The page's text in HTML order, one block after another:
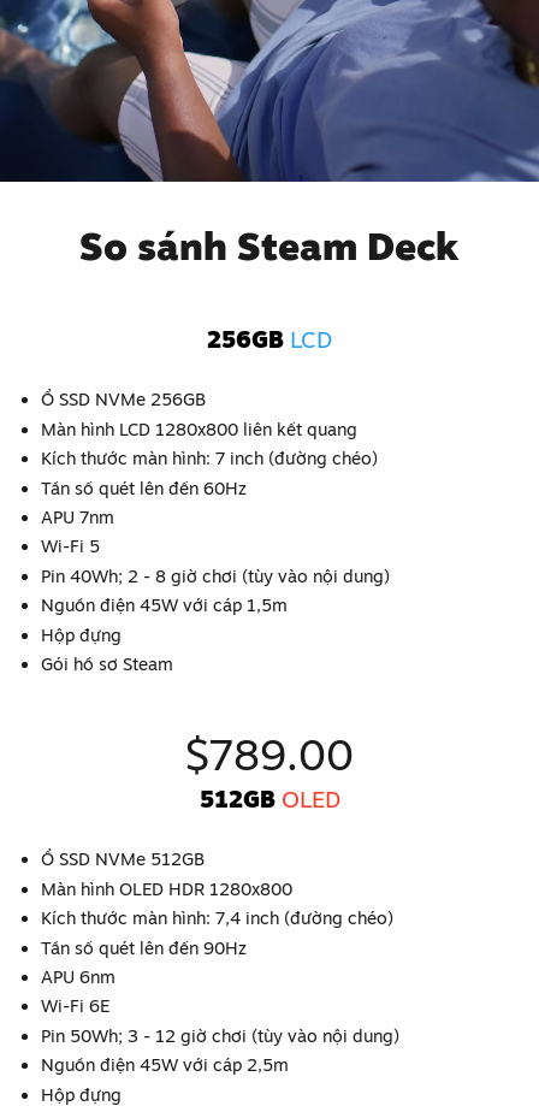
So sánh Steam Deck
256GB LCD
Ổ SSD NVMe 256GB
Màn hình LCD 1280x800 liên kết quang
Kích thước màn hình: 7 inch (đường chéo)
Tần số quét lên đến 60Hz
APU 7nm
Wi-Fi 5
Pin 40Wh; 2 - 8 giờ chơi (tùy vào nội dung)
Nguồn điện 45W với cáp 1,5m
Hộp đựng
Gói hồ sơ Steam
$789.00
512GB OLED
Ổ SSD NVMe 512GB
Màn hình OLED HDR 1280x800
Kích thước màn hình: 7,4 inch (đường chéo)
Tần số quét lên đến 90Hz
APU 6nm
Wi-Fi 6E
Pin 50Wh; 3 - 12 giờ chơi (tùy vào nội dung)
Nguồn điện 45W với cáp 2,5m
Hộp đựng